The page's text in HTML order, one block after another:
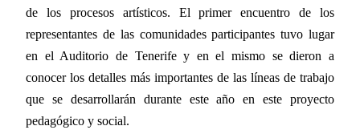
de los procesos artísticos. El primer encuentro de los
representantes de las comunidades participantes tuvo lugar
en el Auditorio de Tenerife y en el mismo se dieron a
conocer los detalles más importantes de las líneas de trabajo
que se desarrollarán durante este año en este proyecto
pedagógico y social.